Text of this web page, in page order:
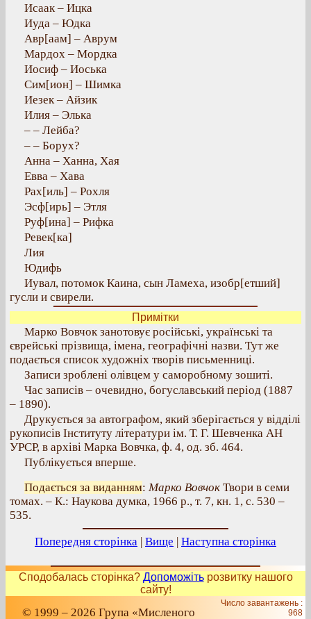
Исаак – Ицка
Иуда – Юдка
Авр[аам] – Аврум
Мардох – Мордка
Иосиф – Иоська
Сим[ион] – Шимка
Иезек – Айзик
Илия – Элька
– – Лейба?
– – Борух?
Анна – Ханна, Хая
Евва – Хава
Рах[иль] – Рохля
Эсф[ирь] – Этля
Руф[ина] – Рифка
Ревек[ка]
Лия
Юдифь
Иувал, потомок Каина, сын Ламеха, изобр[етший]
гусли и свирели.
Примітки
Марко Вовчок занотовує російські, українські та
єврейські прізвища, імена, географічні назви. Тут же
подається список художніх творів письменниці.
Записи зроблені олівцем у саморобному зошиті.
Час записів – очевидно, богуславський період (1887
– 1890).
Друкується за автографом, який зберігається у відділі
рукописів Інституту літератури ім. Т. Г. Шевченка АН
УРСР, в архіві Марка Вовчка, ф. 4, од. зб. 464.
Публікується вперше.
Подається за виданням: Марко Вовчок Твори в семи
томах. – К.: Наукова думка, 1966 р., т. 7, кн. 1, с. 530 –
535.
Попередня сторінка | Вище | Наступна сторінка
Сподобалась сторінка? Допоможітьрозвитку нашого
сайту!
© 1999 – 2026 Група «Мисленого
Число завантажень :
968